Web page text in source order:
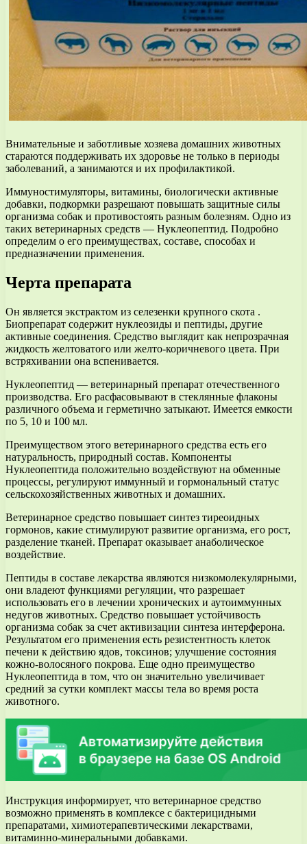
Внимательные и заботливые хозяева домашних животных
стараются поддерживать их здоровье не только в периоды
заболеваний, а занимаются и их профилактикой.
Иммуностимуляторы, витамины, биологически активные
добавки, подкормки разрешают повышать защитные силы
организма собак и противостоять разным болезням. Одно из
таких ветеринарных средств — Нуклеопептид. Подробно
определим о его преимуществах, составе, способах и
предназначении применения.
Черта препарата
Он является экстрактом из селезенки крупного скота .
Биопрепарат содержит нуклеозиды и пептиды, другие
активные соединения. Средство выглядит как непрозрачная
жидкость желтоватого или желто-коричневого цвета. При
встряхивании она вспенивается.
Нуклеопептид — ветеринарный препарат отечественного
производства. Его расфасовывают в стеклянные флаконы
различного объема и герметично затыкают. Имеется емкости
по 5, 10 и 100 мл.
Преимуществом этого ветеринарного средства есть его
натуральность, природный состав. Компоненты
Нуклеопептида положительно воздействуют на обменные
процессы, регулируют иммунный и гормональный статус
сельскохозяйственных животных и домашних.
Ветеринарное средство повышает синтез тиреоидных
гормонов, какие стимулируют развитие организма, его рост,
разделение тканей. Препарат оказывает анаболическое
воздействие.
Пептиды в составе лекарства являются низкомолекулярными,
они владеют функциями регуляции, что разрешает
использовать его в лечении хронических и аутоиммунных
недугов животных. Средство повышает устойчивость
организма собак за счет активизации синтеза интерферона.
Результатом его применения есть резистентность клеток
печени к действию ядов, токсинов; улучшение состояния
кожно-волосяного покрова. Еще одно преимущество
Нуклеопептида в том, что он значительно увеличивает
средний за сутки комплект массы тела во время роста
животного.
Инструкция информирует, что ветеринарное средство
возможно применять в комплексе с бактерицидными
препаратами, химиотерапевтическими лекарствами,
витаминно-минеральными добавками.